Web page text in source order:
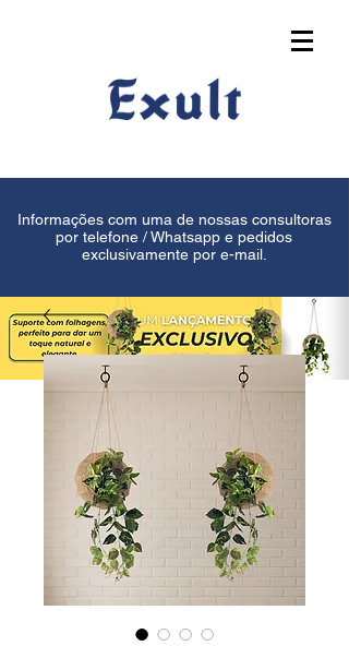
Informações com uma de nossas consultoras
por telefone / Whatsapp e pedidos
exclusivamente por e-mail.